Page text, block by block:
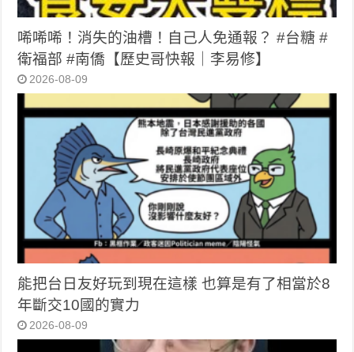
唏唏唏！消失的油槽！自己人免通報？ #台糖 #
衛福部 #南僑【歷史哥快報｜李易修】
2026-08-09
能把台日友好玩到現在這樣 也算是有了相當於8
年斷交10國的實力
2026-08-09